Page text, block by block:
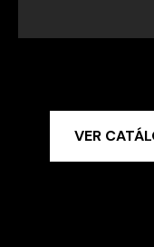
VER